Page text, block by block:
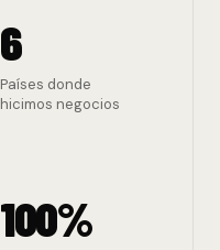
6
Países donde
hicimos negocios
100%